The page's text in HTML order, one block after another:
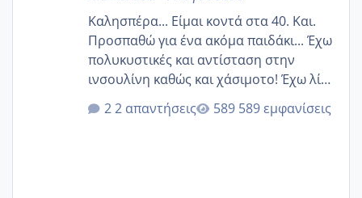
Καλησπέρα... Είμαι κοντά στα 40. Και.
Προσπαθώ για ένα ακόμα παιδάκι... Έχω
πολυκυστικές και αντίσταση στην
ινσουλίνη καθώς και χάσιμοτο! Έχω λίγα
κιλά παραπάνω και όσο κ αν προσπαθώ
δεν χάνω εύκολα! Προσπαθώ για ακόμη
2 απαντήσεις 589 εμφανίσεις